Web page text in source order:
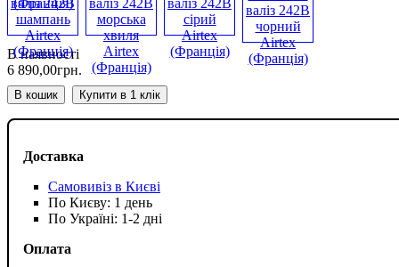
Доставка
Самовивіз в Києві
По Києву: 1 день
По Україні: 1-2 дні
Оплата
В наявності
6 890,00грн.
В кошик Купити в 1 клік